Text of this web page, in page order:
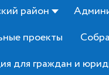
район
проекты
для граждан и